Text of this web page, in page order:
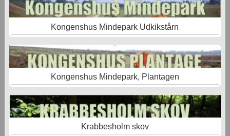
Kongenshus Mindepark Udkikstårn
Kongenshus Mindepark, Plantagen
Krabbesholm skov